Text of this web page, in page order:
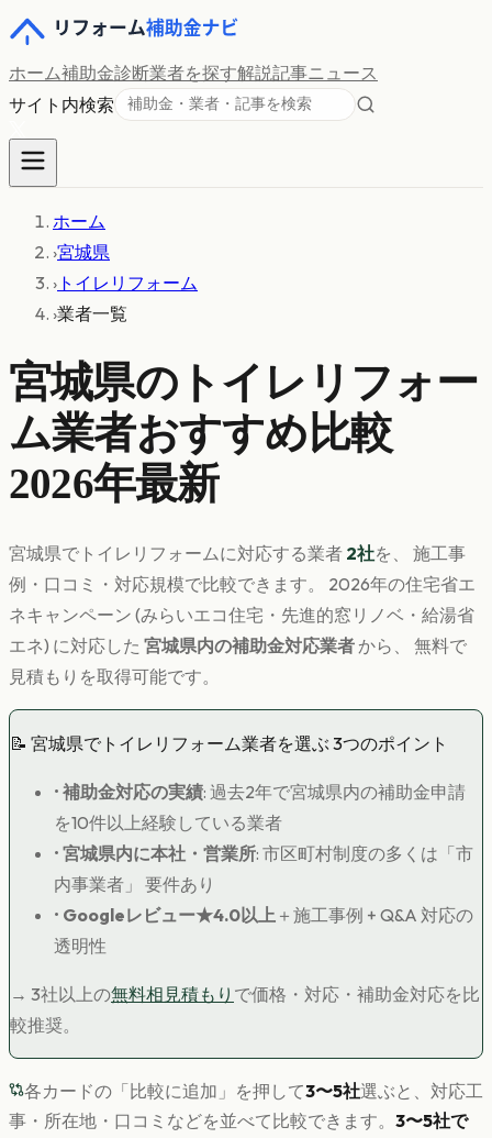
ホーム補助金診断業者を探す解説記事ニュース
サイト内検索
ホーム
›宮城県
› トイレリフォーム
›業者一覧
宮城県のトイレリフォー
ム業者おすすめ比較
2026年最新
宮城県で トイレリフォームに対応する業者 2社を、 施工事
例・口コミ・対応規模で比較できます。 2026年の住宅省エ
ネキャンペーン (みらいエコ住宅・先進的窓リノベ・給湯省
エネ) に対応した 宮城県内の補助金対応業者から、 無料で
見積もりを取得可能です。
📝 宮城県で トイレリフォーム業者を選ぶ 3つのポイント
• 補助金対応の実績: 過去2年で宮城県内の補助金申請
を10件以上経験している業者
• 宮城県内に本社・営業所: 市区町村制度の多くは「市
内事業者」 要件あり
• Googleレビュー★4.0以上 ＋施工事例 + Q&A 対応の
透明性
→ 3社以上の無料相見積もり で価格・対応・補助金対応を比
較推奨。
各カードの「比較に追加」を押して3〜5社選ぶと、対応工
事・所在地・口コミなどを並べて比較できます。 3〜5社で